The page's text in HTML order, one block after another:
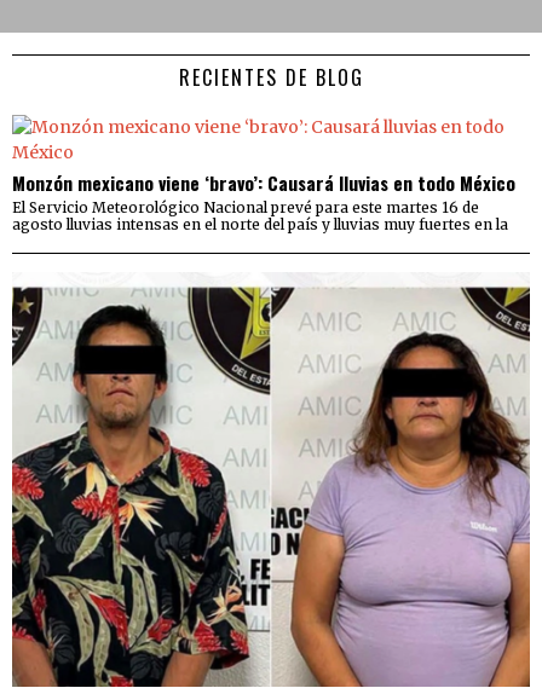
RECIENTES DE BLOG
Monzón mexicano viene ‘bravo’: Causará lluvias en todo México
El Servicio Meteorológico Nacional prevé para este martes 16 de
agosto lluvias intensas en el norte del país y lluvias muy fuertes en la